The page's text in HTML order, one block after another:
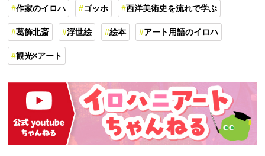
作家のイロハ ゴッホ 西洋美術史を流れで学ぶ
葛飾北斎 浮世絵 絵本 アート用語のイロハ
観光×アート